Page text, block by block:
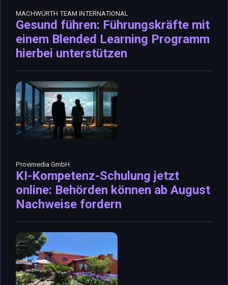
MACHWÜRTH TEAM INTERNATIONAL
Gesund führen: Führungskräfte mit
einem Blended Learning Programm
hierbei unterstützen
Provimedia GmbH
KI-Kompetenz-Schulung jetzt
online: Behörden können ab August
Nachweise fordern